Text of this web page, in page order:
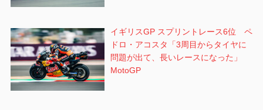
イギリスGP スプリントレース6位 ペ
ドロ・アコスタ「3周目からタイヤに
問題が出て、長いレースになった」
MotoGP